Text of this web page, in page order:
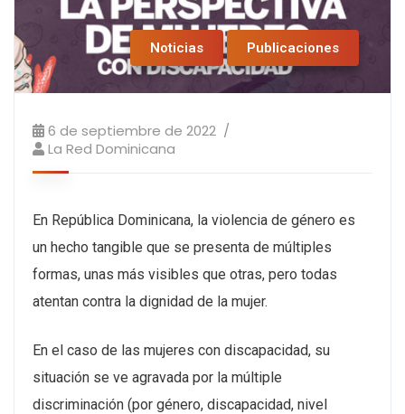
Noticias Publicaciones
6 de septiembre de 2022
La Red Dominicana
En República Dominicana, la violencia de género es
un hecho tangible que se presenta de múltiples
formas, unas más visibles que otras, pero todas
atentan contra la dignidad de la mujer.
En el caso de las mujeres con discapacidad, su
situación se ve agravada por la múltiple
discriminación (por género, discapacidad, nivel